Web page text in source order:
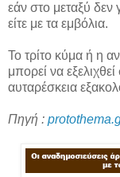
εάν στο μεταξύ δεν
είτε με τα εμβόλια.
Το τρίτο κύμα ή η
μπορεί να
αυταρέσκεια
Πηγή :